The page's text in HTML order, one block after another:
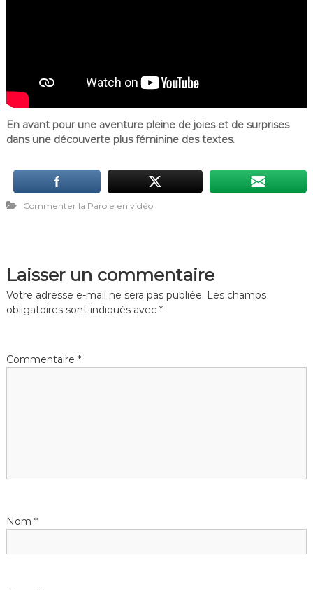
En avant pour une aventure pleine de joies et de surprises
dans une découverte plus féminine des textes.
Commenter la Parole en vidéo
Laisser un commentaire
Votre adresse e-mail ne sera pas publiée. Les champs
obligatoires sont indiqués avec *
Commentaire *
Nom *